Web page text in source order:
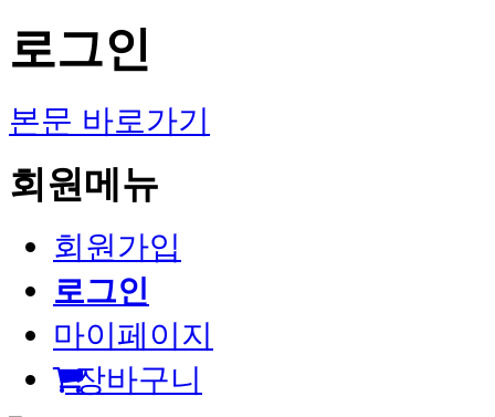
로그인
본문 바로가기
회원메뉴
회원가입
로그인
마이페이지
장바구니